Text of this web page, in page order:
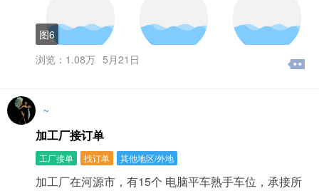
图6
浏览：1.08万 5月21日
~
加工厂接订单
工厂接单 找订单 其他地区/外地
加工厂在河源市，有15个 电脑平车熟手车位，承接所